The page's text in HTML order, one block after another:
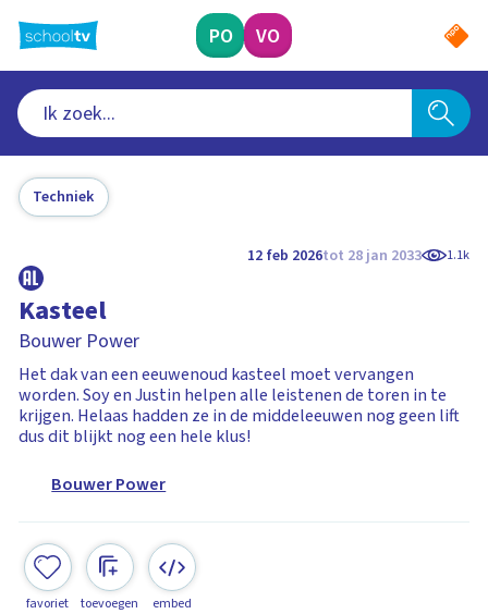
naar
hoofdinhoud
PO VO
Techniek
12 feb 2026tot 28 jan 2033 1.1k
Kasteel
Bouwer Power
Het dak van een eeuwenoud kasteel moet vervangen
worden. Soy en Justin helpen alle leistenen de toren in te
krijgen. Helaas hadden ze in de middeleeuwen nog geen lift
dus dit blijkt nog een hele klus!
Bouwer Power
favoriet toevoegen embed